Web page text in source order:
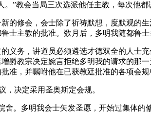
”教会当局三次选派他任主教，每次他
的修会，会士除了祈祷默想，度默观的
主教的批准。数月后，多明我随都鲁
义务，讲道员必须遴选才德双全的人士
爵教宗决定婉言拒绝多明我的请求的那
，并嘱咐他在已获教廷批准的各项会规
，决定采用圣奥斯定会规。
。多明我会士矢发圣愿，开始过集体的